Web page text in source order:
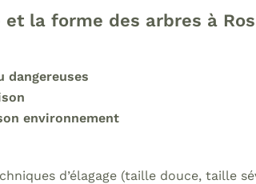
la forme des arbres à
dangereuses
environnement
d’élagage (taille douce, taille